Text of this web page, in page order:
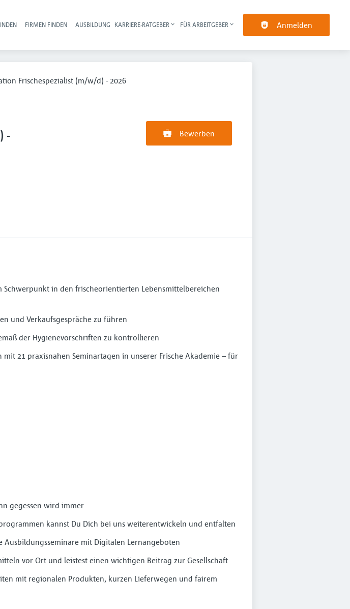
Haupt-Navigation
FIRMEN FINDEN AUSBILDUNG KARRIERE-RATGEBER FÜR ARBEITGEBER Anmelden
Frischespezialist (m/w/d) - 2026
-
Bewerben
in den frischeorientierten Lebensmittelbereichen
und Verkaufsgespräche zu führen
der Hygienevorschriften zu kontrollieren
21 praxisnahen Seminartagen in unserer Frische Akademie – für
gegessen wird immer
kannst Du Dich bei uns weiterentwickeln und entfalten
mit Digitalen Lernangeboten
vor Ort und leistest einen wichtigen Beitrag zur Gesellschaft
mit regionalen Produkten, kurzen Lieferwegen und fairem